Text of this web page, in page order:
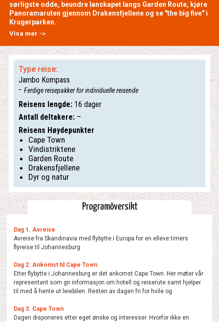
sørligste odde, beundre lanskapet langs Garden Route, kjøre
Panoramaruten gjennom Drakensfjellene og se "the big five" i
Krugerparken.
Visa mer ->
Type reise:
Jambo Kompass
Ferdige reisepakker for individuelle reisende
Reisens lengde: 16 dager
Antall deltakere: –
Reisens Høydepunkter
Cape Town
Vindistriktene
Garden Route
Drakensfjellene
Dyr og natur
Programöversikt
Dag 1. Avreise
Avreise fra Skandinavia med flybytte i Europa for en elleve timers
flyreise til Johannesburg.
Dag 2. Ankomst til Cape Town
Etter flybytte i Johannesburg er det ankomst Cape Town. Her møter vår
representant som gir informasjon om hotell og reiserute samt hjelper
til med å hente ut leiebilen. Resten av dagen fri for hvile og.
Dag 3. Cape Town
Dagen disponeres etter eget ønske og interesser. Hvorfor ikke en